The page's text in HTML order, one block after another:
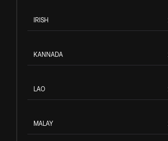
IRISH
KANNADA
LAO
MALAY